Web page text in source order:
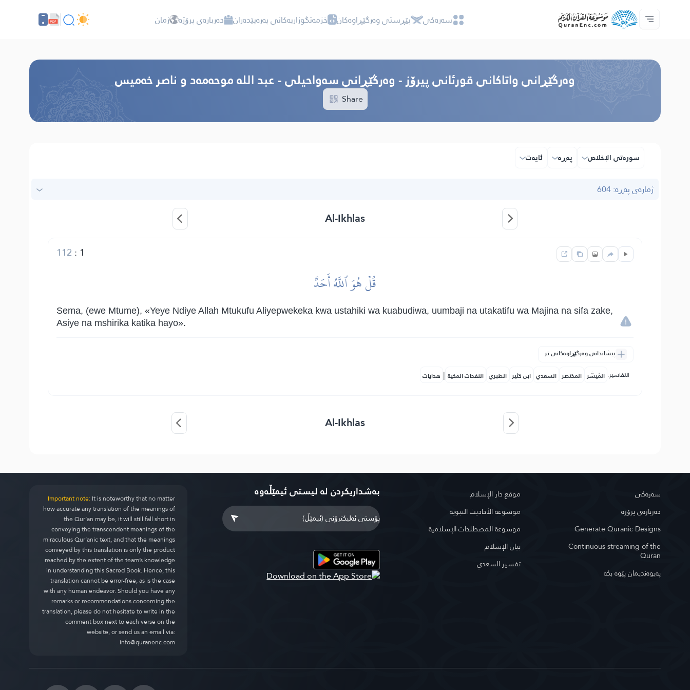
سه‌ره‌كی
پێڕستی وه‌رگێڕاوه‌كان
Audio
خزمەتگوزاریەکانی پەرەپێدەران - API
دەربارەی پرۆژە
په‌یوه‌ندیمان پێوه‌ بكه‌
زمان سه‌ره‌كی پێڕستی وه‌رگێڕاوه‌كان خزمەتگوزاریەکانی پەرەپێدەران دەربارەی پرۆژە زمان
وه‌رگێڕانی واتاکانی قورئانی پیرۆز - وەرگێڕانی سەواحیلی - عبد الله موحەمەد و ناصر خەميس
Share
سوره‌تی الإخلاص پەڕە ئایه‌ت
ژمارەی پەڕە: 604
Al-Ikhlas
1
:
112
قُلۡ هُوَ ٱللَّهُ أَحَدٌ
Sema, (ewe Mtume), «Yeye Ndiye Allah Mtukufu Aliyepwekeka kwa ustahiki wa kuabudiwa, uumbaji na utakatifu wa Majina na sifa zake,
Asiye na mshirika katika hayo».
پیشاندانی وەرگێڕاوەکانی تر
التفاسير: المُيسَّر المختصر السعدي ابن كثير الطبري النفحات المكية | هدايات
Al-Ikhlas
سه‌ره‌كی
دەربارەی پرۆژە
Generate Quranic Designs
Continuous streaming of the
Quran
په‌یوه‌ندیمان پێوه‌ بكه‌
موقع دار الإسلام
موسوعة الأحاديث النبوية
موسوعة المصطلحات الإسلامية
بيان الإسلام
تفسير السعدي
بەشداریکردن لە لیستی ئیمێڵەوە Important note:It is noteworthy that no matter
how accurate any translation of the meanings of
the Qur’an may be, it will still fall short in
conveying the transcendent meanings of the
miraculous Qur’anic text, and that the meanings
conveyed by this translation is only the product
reached by the extent of the team’s knowledge
in understanding this Sacred Book. Hence, this
translation cannot be error-free, as is the case
with any human endeavor. Should you have any
remarks or recommendations concerning the
translation, please do not hesitate to write in the
comment box next to each verse on the
website, or send us an email via:
info@quranenc.com